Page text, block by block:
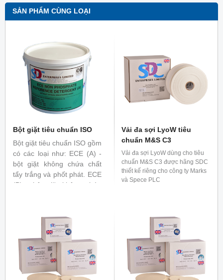
SẢN PHẨM CÙNG LOẠI
Bột giặt tiêu chuẩn ISO
Bột giặt tiêu chuẩn ISO gồm
có các loại như: ECE (A) -
bột giặt không chứa chất
tẩy trắng và phốt phát. ECE
(B) - bột giặt không chứa
không chứa chất tẩy trắng
và phốt phát IEC (B) - bột
giặt không chứa chất tẩy
trắng nhưng chứa phốt phát
Vải đa sợi LyoW tiêu
chuẩn M&S C3
Vải đa sợi LyoW dùng cho tiêu
chuẩn M&S C3 được hãng SDC
thiết kế riêng cho công ty Marks
và Spece PLC